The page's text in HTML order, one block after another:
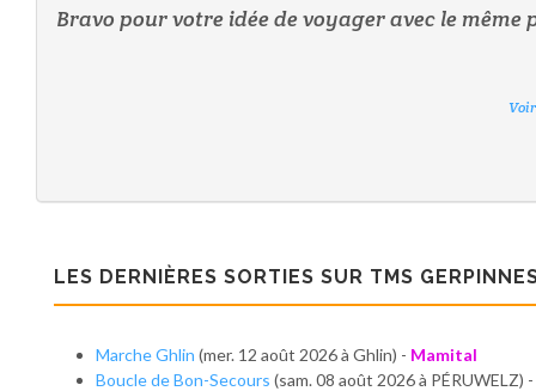
Bravo pour votre idée de voyager avec le
LES DERNIÈRES SORTIES SUR TMS
Marche Ghlin (mer. 12 août 2026 à Ghlin) - Mamital
Boucle de Bon-Secours (sam. 08 août 2026 à PÉRUWELZ) -